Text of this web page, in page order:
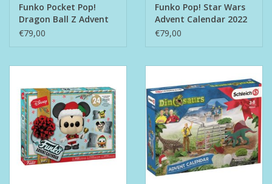
Funko Pocket Pop!
Dragon Ball Z Advent
Calendar
€79,00
Funko Pop! Star Wars
Advent Calendar 2022
€79,00